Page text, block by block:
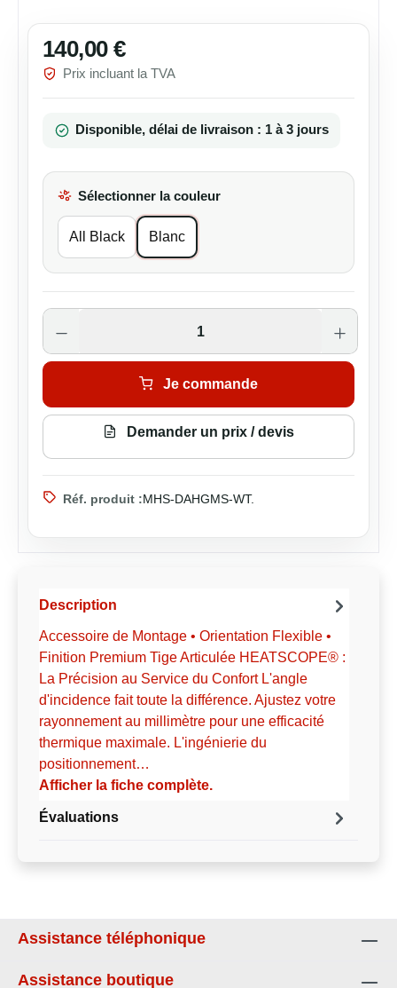
Prix régulier :
140,00 €
Prix incluant la TVA
Disponible, délai de livraison : 1 à 3 jours
Sélectionner la couleur
All Black Blanc
Quantité de produit : Entrez la quantité
Je commande
Demander un prix / devis
Réf. produit :MHS-DAHGMS-WT.
Description
Accessoire de Montage • Orientation Flexible •
Finition Premium Tige Articulée HEATSCOPE® :
La Précision au Service du Confort L'angle
d'incidence fait toute la différence. Ajustez votre
rayonnement au millimètre pour une efficacité
thermique maximale. L'ingénierie du
positionnement…
Afficher la fiche complète.
Évaluations
Assistance téléphonique
Assistance boutique